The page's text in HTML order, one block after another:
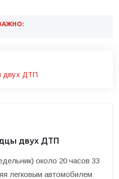
двух ДТП
двух ДТП
около 20 часов 33
легковым автомобилем